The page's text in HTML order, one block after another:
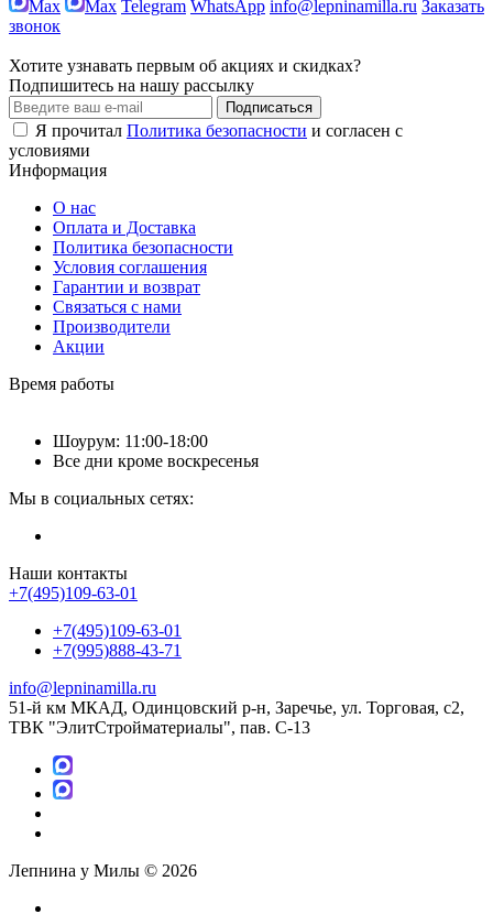
Max
Max Telegram WhatsApp info@lepninamilla.ru Заказать
звонок
Хотите узнавать первым об акциях и скидках?
Подпишитесь на нашу рассылку
Подписаться
Я прочитал Политика безопасности и согласен с
условиями
Информация
О нас
Оплата и Доставка
Политика безопасности
Условия соглашения
Гарантии и возврат
Связаться с нами
Производители
Акции
Время работы
Шоурум: 11:00-18:00
Все дни кроме воскресенья
Мы в социальных сетях:
Наши контакты
+7(495)109-63-01
+7(495)109-63-01
+7(995)888-43-71
info@lepninamilla.ru
51-й км МКАД, Одинцовский р-н, Заречье, ул. Торговая, с2,
ТВК "ЭлитСтройматериалы", пав. С-13
Лепнина у Милы © 2026